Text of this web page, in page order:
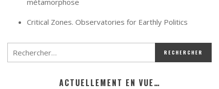
Critical Zones. Observatories for Earthly Politics
ACTUELLEMENT EN VUE…